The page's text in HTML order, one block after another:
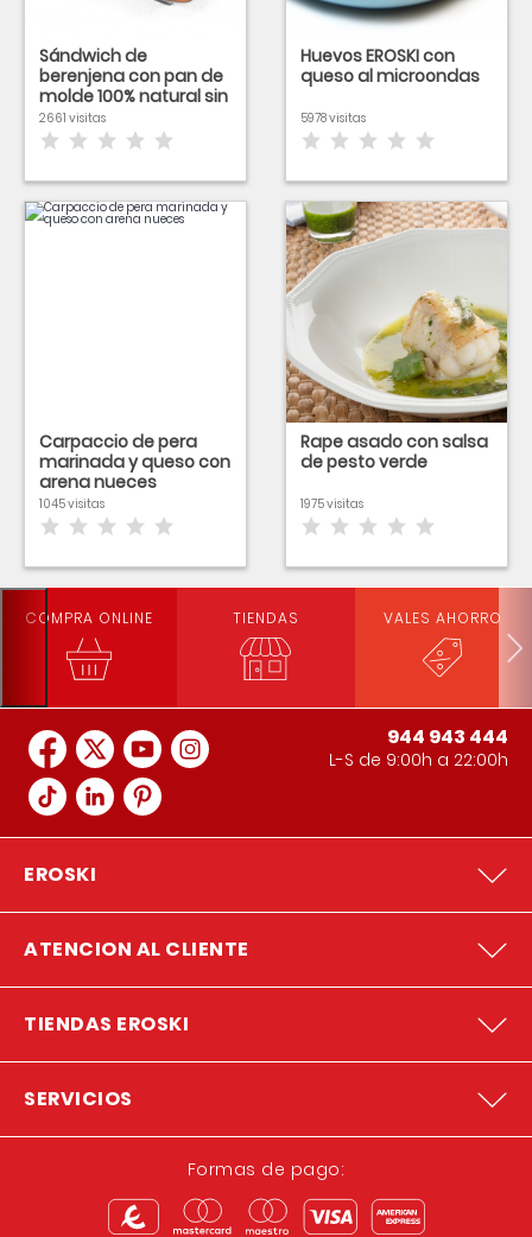
Sándwich de
berenjena con pan de
molde 100% natural sin
corteza
2661 visitas
Huevos EROSKI con
queso al microondas
5978 visitas
Carpaccio de pera
marinada y queso con
arena nueces
1045 visitas
Rape asado con salsa
de pesto verde
1975 visitas
COMPRA ONLINE TIENDAS VALES AHORRO
944 943 444
L-S de 9:00h a 22:00h
EROSKI
ATENCION AL CLIENTE
TIENDAS EROSKI
SERVICIOS
Formas de pago: